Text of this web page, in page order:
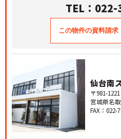
TEL：
仙台南
〒981-1221
宮城県名
FAX：022-